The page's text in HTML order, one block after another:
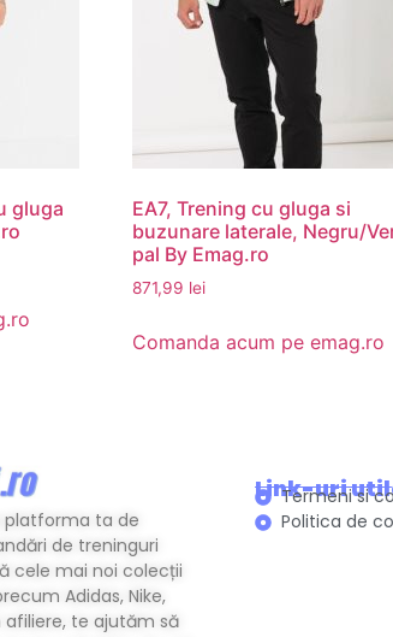
gluga
EA7, Trening cu gluga si
buzunare laterale, Negru/
pal By Emag.ro
871,99 lei
Comanda acum pe emag.ro
platforma ta de
de treninguri
cele mai noi colecții
Adidas, Nike,
afiliere, te ajutăm să
Link-uri
Termeni si
Politica de